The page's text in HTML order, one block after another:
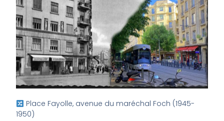
Place Fayolle, avenue du maréchal Foch (1945-
1950)